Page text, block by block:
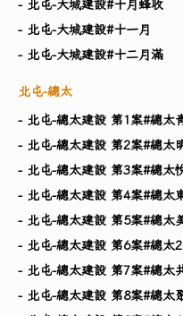
- 北屯-大城建設#十月蜂收
- 北屯-大城建設#十一月
- 北屯-大城建設#十二月滿
北屯-總太
- 北屯-總太建設 第1案#總太
- 北屯-總太建設 第2案#總太
- 北屯-總太建設 第3案#總太
- 北屯-總太建設 第4案#總太
- 北屯-總太建設 第5案#總太
- 北屯-總太建設 第6案#總太
- 北屯-總太建設 第7案#總太
- 北屯-總太建設 第8案#總太